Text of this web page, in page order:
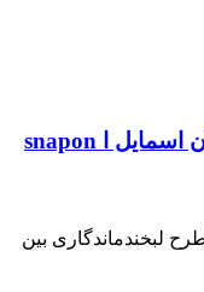
لمینت متحرک دندان دو فک اسنپ آن اسمایل ا snapon
لبخندماندگاری بین